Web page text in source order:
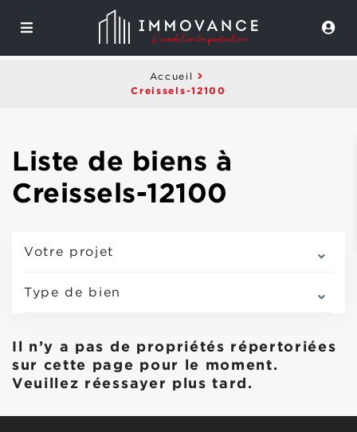
Accueil
Creissels-12100
Liste de biens à
Creissels-12100
Votre projet
Type de bien
Il n’y a pas de propriétés répertoriées
sur cette page pour le moment.
Veuillez réessayer plus tard.